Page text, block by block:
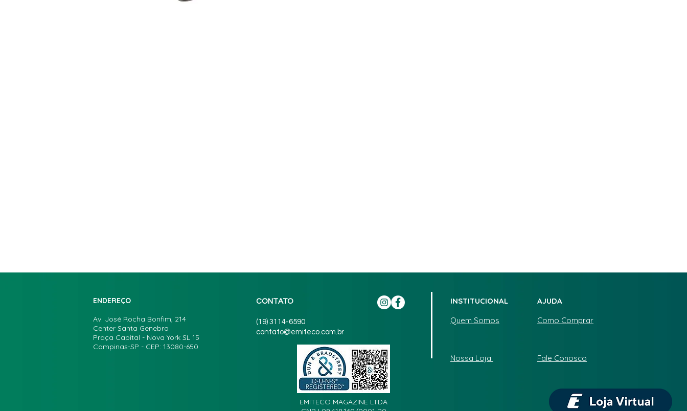
ENDEREÇO
Av. José Rocha Bonfim, 214
Center Santa Genebra
Praça Capital - Nova York SL 15
Campinas-SP - CEP: 13080-650
CONTATO
(19) 3114-6590
contato@emiteco.com.br
INSTITUCIONAL
Quem Somos
AJUDA
Como Comprar
Nossa Loja Fale Conosco
EMITECO MAGAZINE LTDA